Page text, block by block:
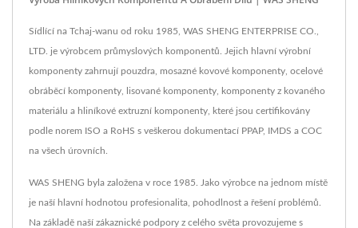
Sídlící na Tchaj-wanu od roku 1985, WAS SHENG ENTERPRISE CO.,
LTD. je výrobcem průmyslových komponentů. Jejich hlavní výrobní
komponenty zahrnují pouzdra, mosazné kovové komponenty, ocelové
obráběcí komponenty, lisované komponenty, komponenty z kovaného
materiálu a hliníkové extruzní komponenty, které jsou certifikovány
podle norem ISO a RoHS s veškerou dokumentací PPAP, IMDS a COC
na všech úrovních.
WAS SHENG byla založena v roce 1985. Jako výrobce na jednom místě
je naší hlavní hodnotou profesionalita, pohodlnost a řešení problémů.
Na základě naší zákaznické podpory z celého světa provozujeme s